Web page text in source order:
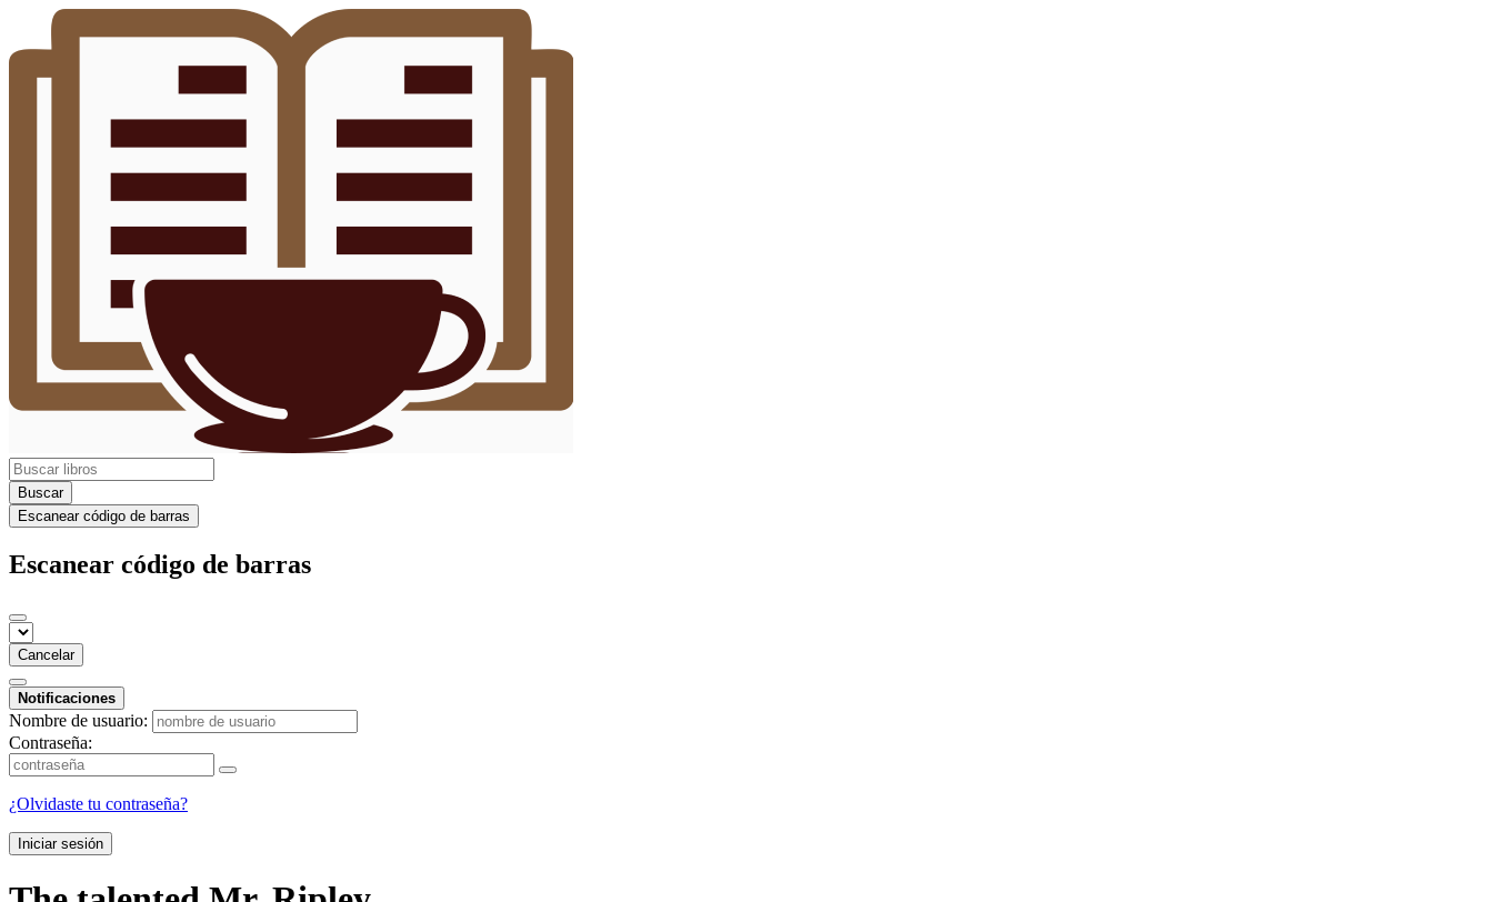
Buscar
Escanear código de barras
Escanear código de barras
Cancelar
Notificaciones
Nombre de usuario:
Contraseña:
¿Olvidaste tu contraseña?
Iniciar sesión